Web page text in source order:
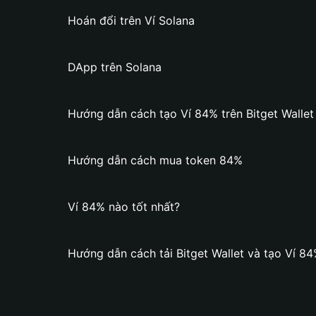
Hoán đổi trên Ví Solana
DApp trên Solana
Hướng dẫn cách tạo Ví 84% trên Bitget Wallet
Hướng dẫn cách mua token 84%
Ví 84% nào tốt nhất?
Hướng dẫn cách tải Bitget Wallet và tạo Ví